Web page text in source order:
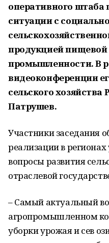
оперативного штаба
ситуации с
продукцией
промышленности. В
видеоконференции
сельского
Патрушев.
Участники заседания
реализации в
вопросы развития
отраслевой
– Самый актуальный
агропромышленном
уборки урожая и сев